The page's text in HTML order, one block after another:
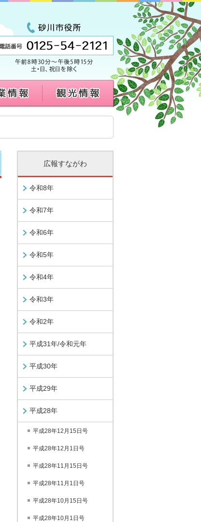
広報すながわ
令和8年
令和7年
令和6年
令和5年
令和4年
令和3年
令和2年
平成31年/令和元年
平成30年
平成29年
平成28年
平成28年12月15日号
平成28年12月1日号
平成28年11月15日号
平成28年11月1日号
平成28年10月15日号
平成28年10月1日号